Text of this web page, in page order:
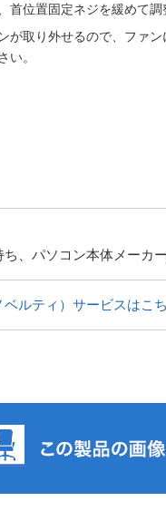
位置固定ネジを緩めて調
取り外せるので、ファ
い。
、パソコン本体メーカ
ベルティ）サービスはこ